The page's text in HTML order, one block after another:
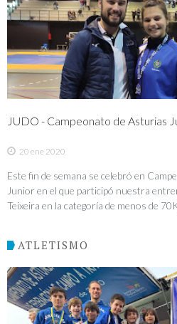
JUDO - Campeonato de Asturias
20 ene 2020
Este fin de semana se celebró en
Junior en el que participó nuestra
Teixeira en la categoría de menos de
ATLETISMO